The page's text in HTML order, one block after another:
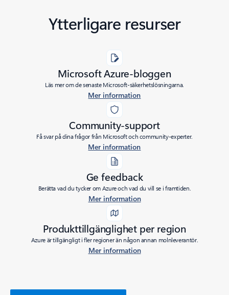
Ytterligare resurser
Microsoft Azure-bloggen
Läs mer om de senaste Microsoft-säkerhetslösningarna.
Mer information
Community-support
Få svar på dina frågor från Microsoft och community-experter.
Mer information
Ge feedback
Berätta vad du tycker om Azure och vad du vill se i framtiden.
Mer information
Produkttillgänglighet per region
Azure är tillgängligt i fler regioner än någon annan molnleverantör.
Mer information